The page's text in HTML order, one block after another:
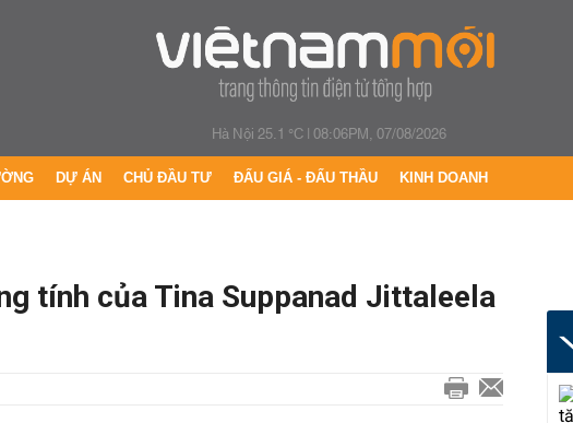
Hà Nội 25.1 °C|08:06PM, 07/08/2026
DỰ ÁN CHỦ ĐẦU TƯ ĐẤU GIÁ - ĐẤU THẦU KINH DOANH
tính của Tina Suppanad Jittaleela